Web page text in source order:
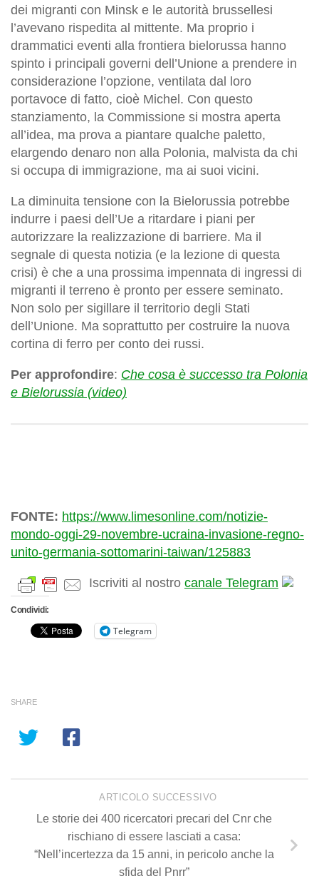
dei migranti con Minsk e le autorità brussellesi
l’avevano rispedita al mittente. Ma proprio i
drammatici eventi alla frontiera bielorussa hanno
spinto i principali governi dell’Unione a prendere in
considerazione l’opzione, ventilata dal loro
portavoce di fatto, cioè Michel. Con questo
stanziamento, la Commissione si mostra aperta
all’idea, ma prova a piantare qualche paletto,
elargendo denaro non alla Polonia, malvista da chi
si occupa di immigrazione, ma ai suoi vicini.
La diminuita tensione con la Bielorussia potrebbe
indurre i paesi dell’Ue a ritardare i piani per
autorizzare la realizzazione di barriere. Ma il
segnale di questa notizia (e la lezione di questa
crisi) è che a una prossima impennata di ingressi di
migranti il terreno è pronto per essere seminato.
Non solo per sigillare il territorio degli Stati
dell’Unione. Ma soprattutto per costruire la nuova
cortina di ferro per conto dei russi.
Per approfondire: Che cosa è successo tra Polonia
e Bielorussia (video)
FONTE: https://www.limesonline.com/notizie-
mondo-oggi-29-novembre-ucraina-invasione-regno-
unito-germania-sottomarini-taiwan/125883
Iscriviti al nostro canale Telegram
Condividi:
Telegram
SHARE
ARTICOLO SUCCESSIVO
Le storie dei 400 ricercatori precari del Cnr che
rischiano di essere lasciati a casa:
“Nell’incertezza da 15 anni, in pericolo anche la
sfida del Pnrr”